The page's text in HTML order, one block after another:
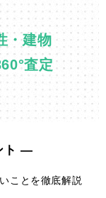
・建物
査定
ト ―
ことを徹底解説